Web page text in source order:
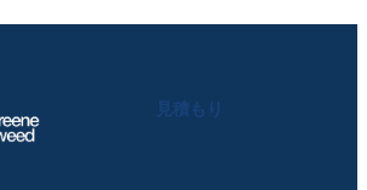
見積もり